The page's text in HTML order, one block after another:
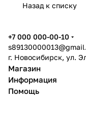
Назад к списку
+7 000 000-00-10
г. Новосибирск, ул.
Магазин
Информация
Помощь